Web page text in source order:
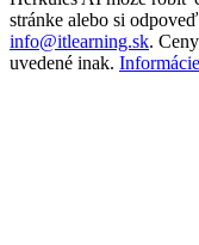
stránke alebo si
info@itlearning.sk.
uvedené inak.